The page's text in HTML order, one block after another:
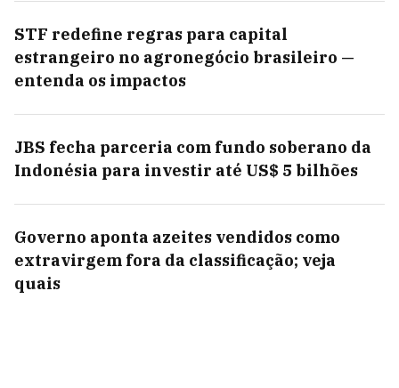
STF redefine regras para capital
estrangeiro no agronegócio brasileiro —
entenda os impactos
JBS fecha parceria com fundo soberano da
Indonésia para investir até US$ 5 bilhões
Governo aponta azeites vendidos como
extravirgem fora da classificação; veja
quais